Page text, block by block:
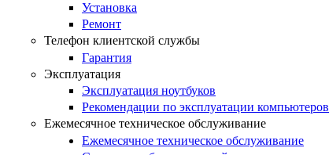
Установка
Ремонт
Телефон клиентской службы
Гарантия
Эксплуатация
Эксплуатация ноутбуков
Рекомендации по эксплуатации компьютеров
Ежемесячное техническое обслуживание
Ежемесячное техническое обслуживание